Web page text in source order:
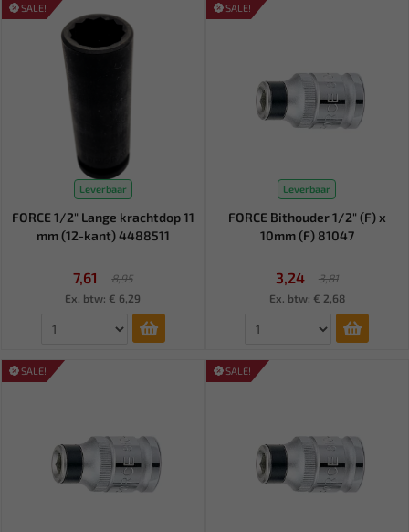
SALE!
Leverbaar
FORCE 1/2" Lange krachtdop 11
mm (12-kant) 4488511
7,61
8,95
Ex. btw: € 6,29
SALE!
Leverbaar
FORCE Bithouder 1/2" (F) x
10mm (F) 81047
3,24
3,81
Ex. btw: € 2,68
SALE! SALE!